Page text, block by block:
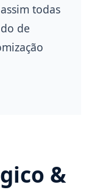
todas
de
&